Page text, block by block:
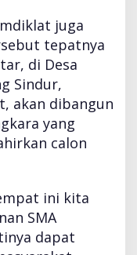
juga
tepatnya
di Desa
Sindur,
akan dibangun
yang
calon
ini kita
SMA
dapat